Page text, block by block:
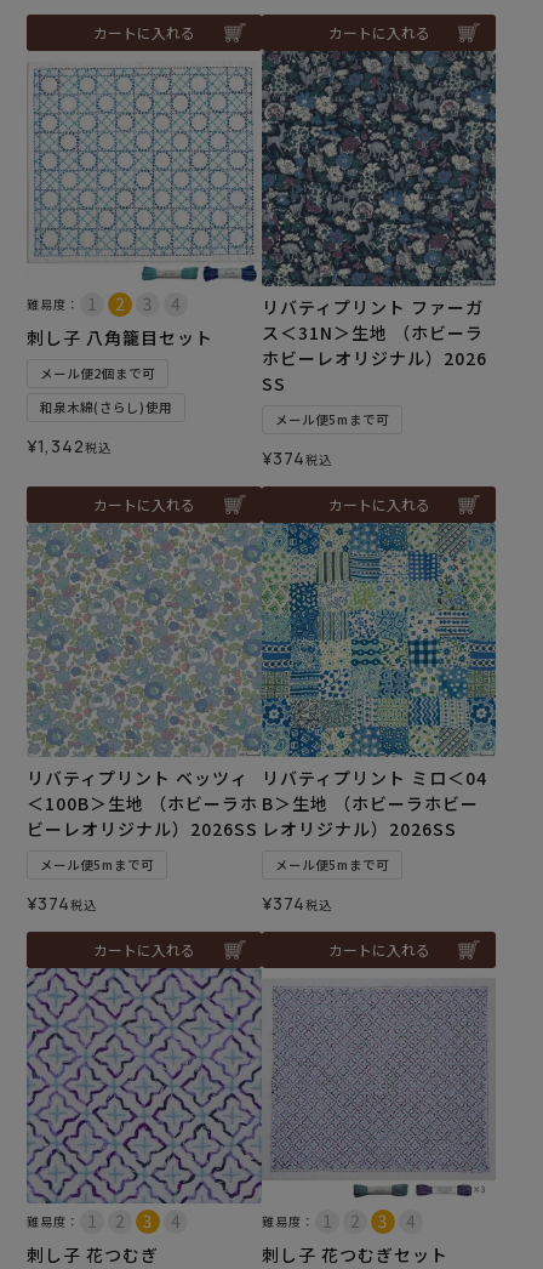
カートに入れる カートに入れる
難易度：
刺し子 八角籠目セット
メール便2個まで可
和泉木綿(さらし)使用
¥1,342税込
カートに入れる
リバティプリント ファーガ
ス＜31N＞生地 （ホビーラ
ホビーレオリジナル）2026
SS
メール便5mまで可
¥374税込
カートに入れる
リバティプリント ベッツィ
＜100B＞生地 （ホビーラホ
ビーレオリジナル）2026SS
メール便5mまで可
¥374税込
カートに入れる
リバティプリント ミロ＜04
B＞生地 （ホビーラホビー
レオリジナル）2026SS
メール便5mまで可
¥374税込
カートに入れる
難易度：
刺し子 花つむぎ
難易度：
刺し子 花つむぎセット